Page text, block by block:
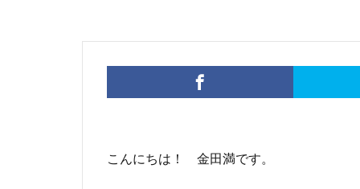
こんにちは！ 金田満です。